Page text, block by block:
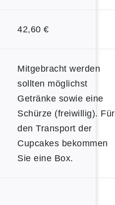
42,60 €
Mitgebracht werden
sollten möglichst
Getränke sowie eine
Schürze (freiwillig). Für
den Transport der
Cupcakes bekommen
Sie eine Box.